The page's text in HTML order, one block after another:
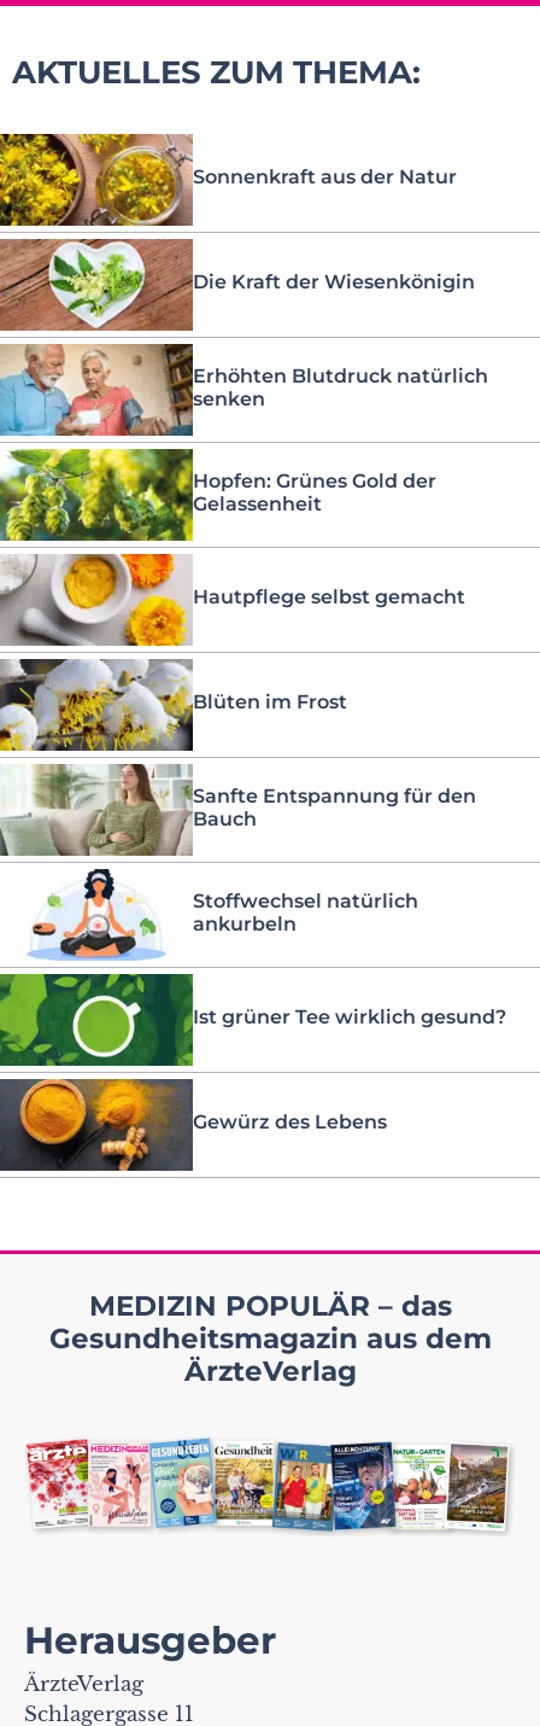
AKTUELLES ZUM THEMA:
Sonnenkraft aus der Natur
Die Kraft der Wiesenkönigin
Erhöhten Blutdruck natürlich
senken
Hopfen: Grünes Gold der
Gelassenheit
Hautpflege selbst gemacht
Blüten im Frost
Sanfte Entspannung für den
Bauch
Stoffwechsel natürlich
ankurbeln
Ist grüner Tee wirklich gesund?
Gewürz des Lebens
MEDIZIN POPULÄR – das
Gesundheitsmagazin aus dem
ÄrzteVerlag
Herausgeber
ÄrzteVerlag
Schlagergasse 11